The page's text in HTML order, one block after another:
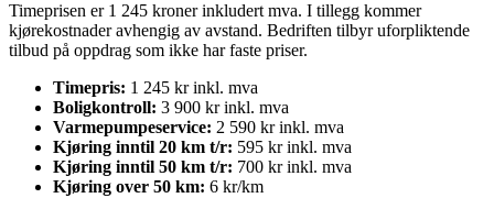
Timeprisen er 1 245 kroner inkludert mva. I tillegg kommer
kjørekostnader avhengig av avstand. Bedriften tilbyr uforpliktende
tilbud på oppdrag som ikke har faste priser.
Timepris: 1 245 kr inkl. mva
Boligkontroll: 3 900 kr inkl. mva
Varmepumpeservice: 2 590 kr inkl. mva
Kjøring inntil 20 km t/r: 595 kr inkl. mva
Kjøring inntil 50 km t/r: 700 kr inkl. mva
Kjøring over 50 km: 6 kr/km